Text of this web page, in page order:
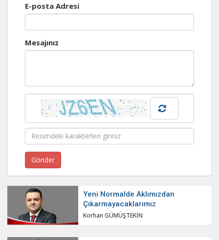
E-posta Adresi
Mesajınız
Yeni Normalde Aklımızdan
Çıkarmayacaklarımız
Korhan GÜMÜŞTEKİN